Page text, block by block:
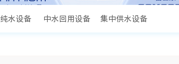
纯水设备 中水回用设备 集中供水设备